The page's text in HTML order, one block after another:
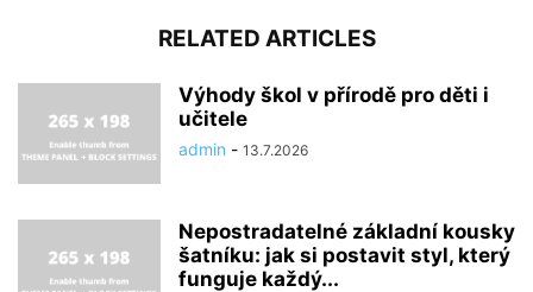
RELATED ARTICLES
Výhody škol v přírodě pro děti i
učitele
admin - 13.7.2026
Nepostradatelné základní kousky
šatníku: jak si postavit styl, který
funguje každý...